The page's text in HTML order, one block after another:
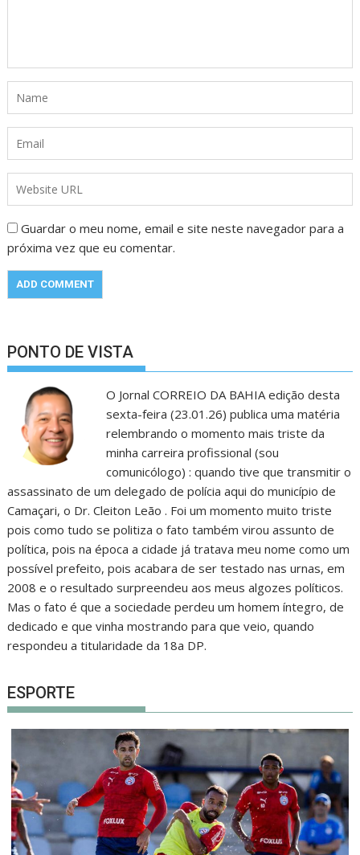
Guardar o meu nome, email e site neste navegador para a
próxima vez que eu comentar.
PONTO DE VISTA
O Jornal CORREIO DA BAHIA edição desta
sexta-feira (23.01.26) publica uma matéria
relembrando o momento mais triste da
minha carreira profissional (sou
comunicólogo) : quando tive que transmitir o
assassinato de um delegado de polícia aqui do município de
Camaçari, o Dr. Cleiton Leão . Foi um momento muito triste
pois como tudo se politiza o fato também virou assunto de
política, pois na época a cidade já tratava meu nome como um
possível prefeito, pois acabara de ser testado nas urnas, em
2008 e o resultado surpreendeu aos meus algozes políticos.
Mas o fato é que a sociedade perdeu um homem íntegro, de
dedicado e que vinha mostrando para que veio, quando
respondeu a titularidade da 18a DP.
ESPORTE